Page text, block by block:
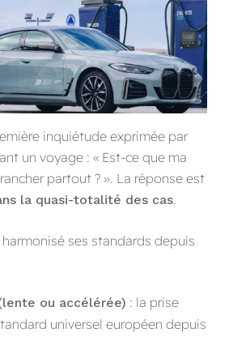
inquiétude exprimée par
un voyage : « Est-ce que ma
partout ? ». La réponse est
la quasi-totalité des cas.
harmonisé ses standards depuis
ou accélérée) : la prise
universel européen depuis